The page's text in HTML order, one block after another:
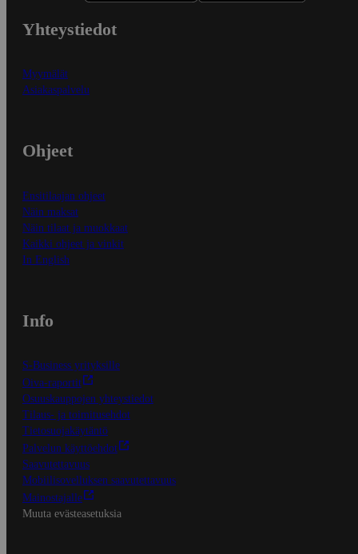
Yhteystiedot
Myymälät
Asiakaspalvelu
Ohjeet
Ensitilaajan ohjeet
Näin maksat
Näin tilaat ja muokkaat
Kaikki ohjeet ja vinkit
In English
Info
S-Business yrityksille
Oiva-raportit
Osuuskauppojen yhteystiedot
Tilaus- ja toimitusehdot
Tietosuojakäytäntö
Palvelun käyttöehdot
Saavutettavuus
Mobiilisovelluksen saavutettavuus
Mainostajalle
Muuta evästeasetuksia